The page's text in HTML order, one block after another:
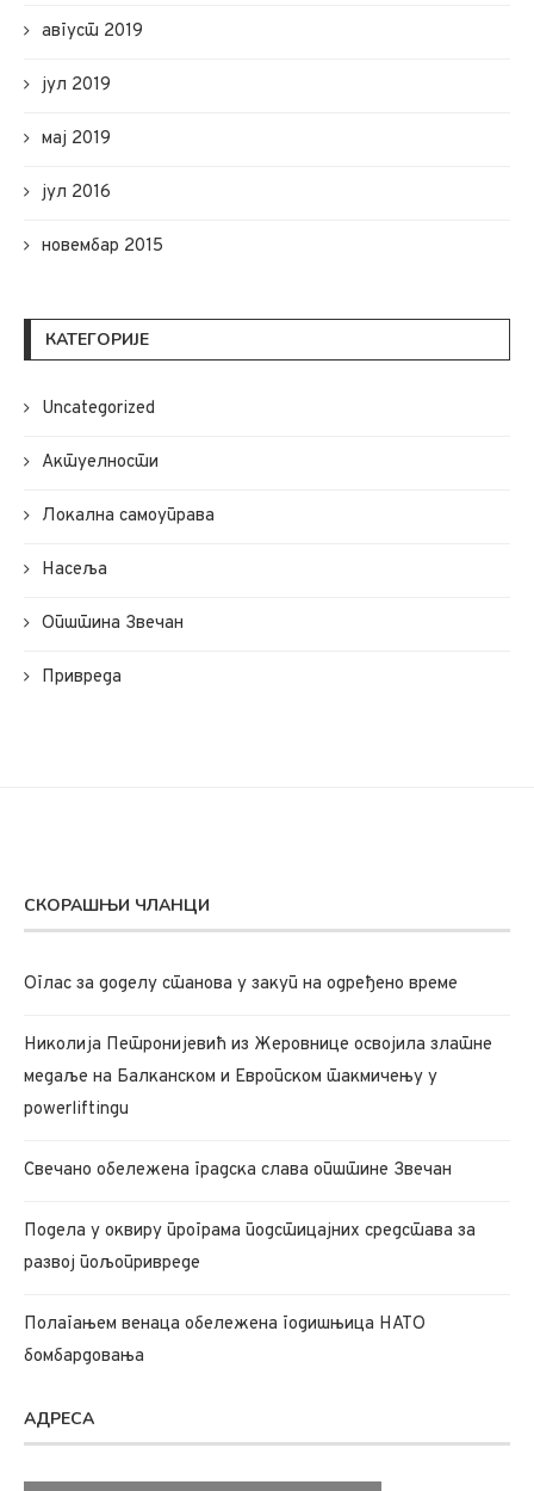
август 2019
јул 2019
мај 2019
јул 2016
новембар 2015
КАТЕГОРИЈЕ
Uncategorized
Актуелности
Локална самоуправа
Насеља
Општина Звечан
Привреда
СКОРАШЊИ ЧЛАНЦИ
Oглас за доделу станова у закуп на одређено време
Николија Петронијевић из Жеровнице освојила златне
медаље на Балканском и Европском такмичењу у
powerliftingu
Свечано обележена градска слава општине Звечан
Подела у оквиру програма подстицајних средстава за
развој пољопривреде
Полагањем венаца обележена годишњица НАТО
бомбардовања
АДРЕСА